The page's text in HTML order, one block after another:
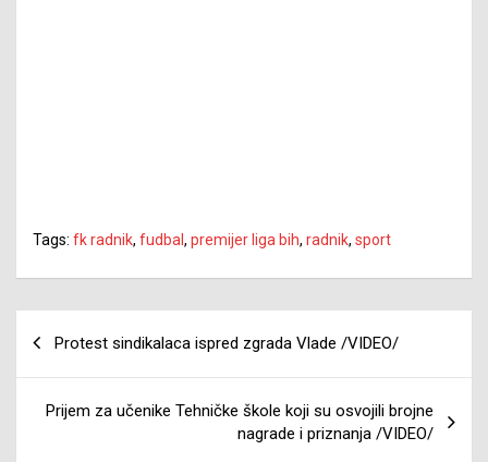
Tags: fk radnik, fudbal , premijer liga bih, radnik, sport
Protest sindikalaca ispred zgrada Vlade /VIDEO/
Prijem za učenike Tehničke škole koji su osvojili brojne
nagrade i priznanja /VIDEO/